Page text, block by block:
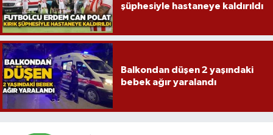
şüphesiyle hastaneye kaldırıldı
Balkondan düşen 2 yaşındaki
bebek ağır yaralandı